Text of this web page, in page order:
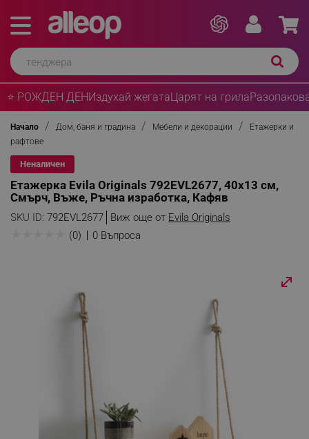
⭐ РОЖДЕН ДЕНИздухай жегатаЦарят на грила
Начало Дом, баня и градина Мебели и декорации
Етажерки и
рафтове
Неналичен
Етажерка Evila Originals 792EVL2677, 40х13 см,
Смърч, Въже, Ръчна изработка, Кафяв
SKU ID: 792EVL2677 Виж още от Evila Originals
(0) 0 Въпроса